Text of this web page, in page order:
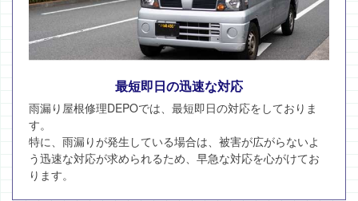
最短即日の迅速な対応
雨漏り屋根修理DEPOでは、最短即日の対応をしておりま
す。
特に、雨漏りが発生している場合は、被害が広がらないよ
う迅速な対応が求められるため、早急な対応を心がけてお
ります。